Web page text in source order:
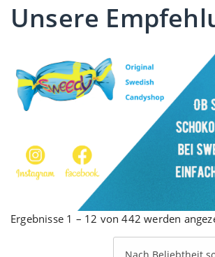
Unsere
Ergebnisse 1 – 12 von 442 werden